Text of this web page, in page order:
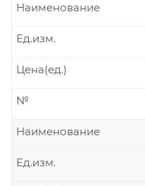
Наименование
Ед.изм.
Цена(ед.)
№
Наименование
Ед.изм.